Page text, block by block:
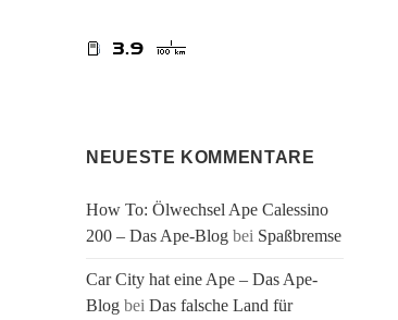
NEUESTE KOMMENTARE
How To: Ölwechsel Ape Calessino
200 – Das Ape-Blog bei Spaßbremse
Car City hat eine Ape – Das Ape-
Blog beiDas falsche Land für